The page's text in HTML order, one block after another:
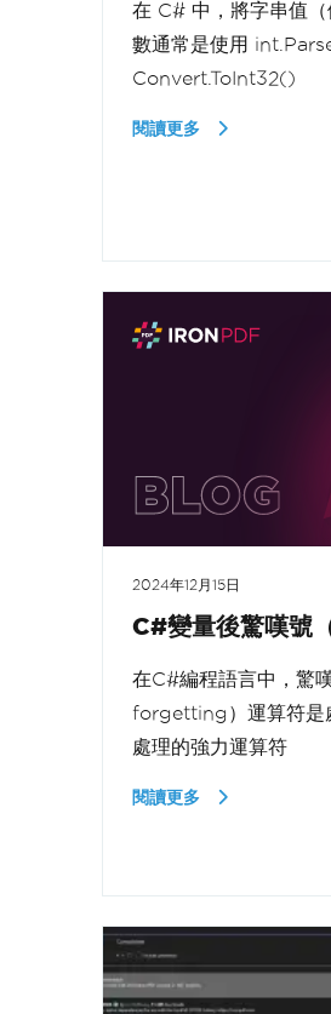
在 C# 中，將字串值
數通常是使用
Convert.ToInt32()
閱讀更多
2024年12月15日
C#變量後驚嘆號
在C#編程語言中，驚
forgetting）運算符是
處理的強力運算符
閱讀更多